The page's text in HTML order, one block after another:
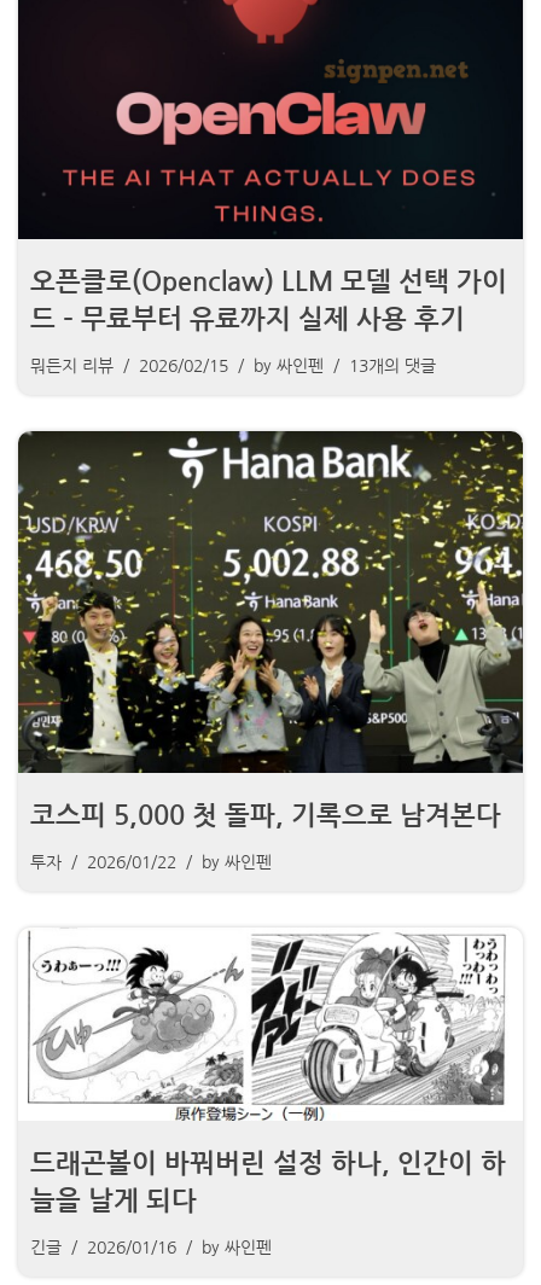
오픈클로(Openclaw) LLM 모델 선택 가이
드 – 무료부터 유료까지 실제 사용 후기
뭐든지 리뷰 2026/02/15 by 싸인펜 13개의 댓글
코스피 5,000 첫 돌파, 기록으로 남겨본다
투자 2026/01/22 by 싸인펜
드래곤볼이 바꿔버린 설정 하나, 인간이 하
늘을 날게 되다
긴글 2026/01/16 by 싸인펜